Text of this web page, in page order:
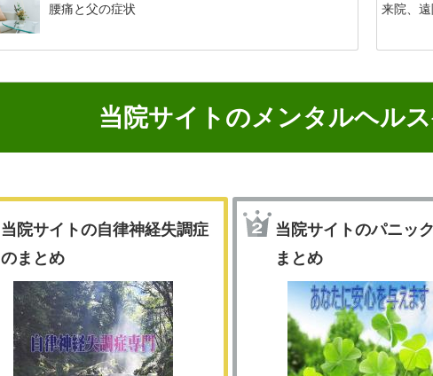
腰痛と父の症状 来院、
当院サイトのメンタルヘル
当院サイトの自律神経失調症
のまとめ
当院サイトのパニッ
まとめ